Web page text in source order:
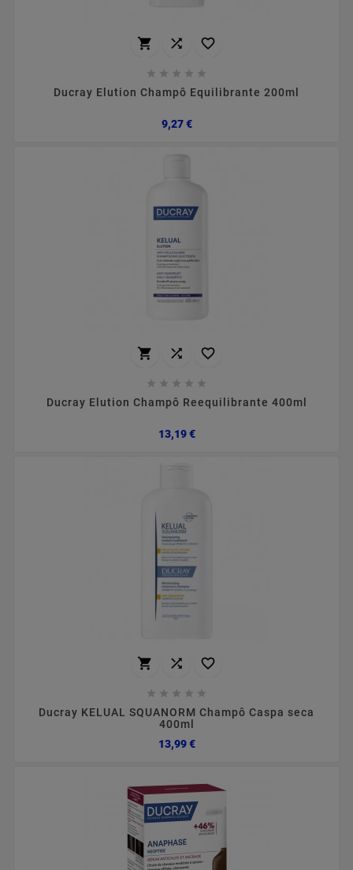
  
    
Ducray Elution Champô Equilibrante 200ml
9,27 €Preço
  
    
Ducray Elution Champô Reequilibrante 400ml
13,19 €Preço
  
    
Ducray KELUAL SQUANORM Champô Caspa seca
400ml
13,99 €Preço